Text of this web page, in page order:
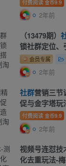
付费阅读 金币9.9
2年前
（13479期）
锁社群定位、
会员专属
2年前
社群营销三节
促与金字塔玩
付费阅读 金币9.9
2年前
视频号连怼
化去重玩法-